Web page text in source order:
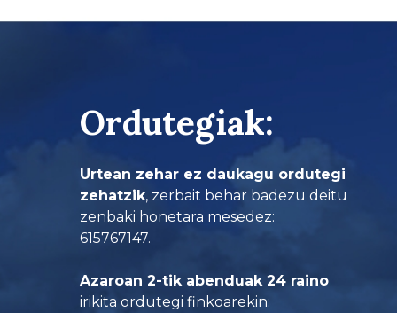
Ordutegiak:
Urtean zehar ez daukagu ordutegi
zehatzik, zerbait behar badezu deitu
zenbaki honetara mesedez:
615767147.
Azaroan 2-tik abenduak 24 raino
irikita ordutegi finkoarekin: